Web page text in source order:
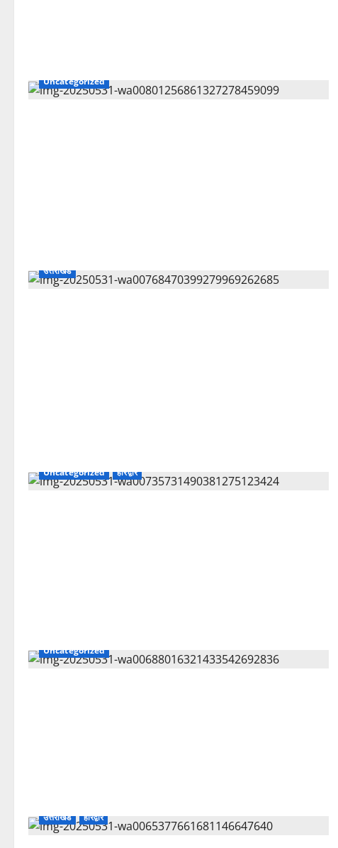
Uncategorized
उत्तराखंड
Uncategorized हरिद्वार
Uncategorized
उत्तराखंड हरिद्वार